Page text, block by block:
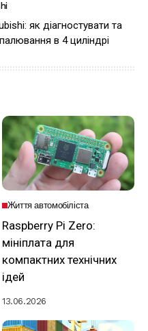
як діагностувати та
в 4 циліндрі
Життя автомобіліста
Raspberry Pi Zero:
мініплата для
компактних технічних
ідей
13.06.2026